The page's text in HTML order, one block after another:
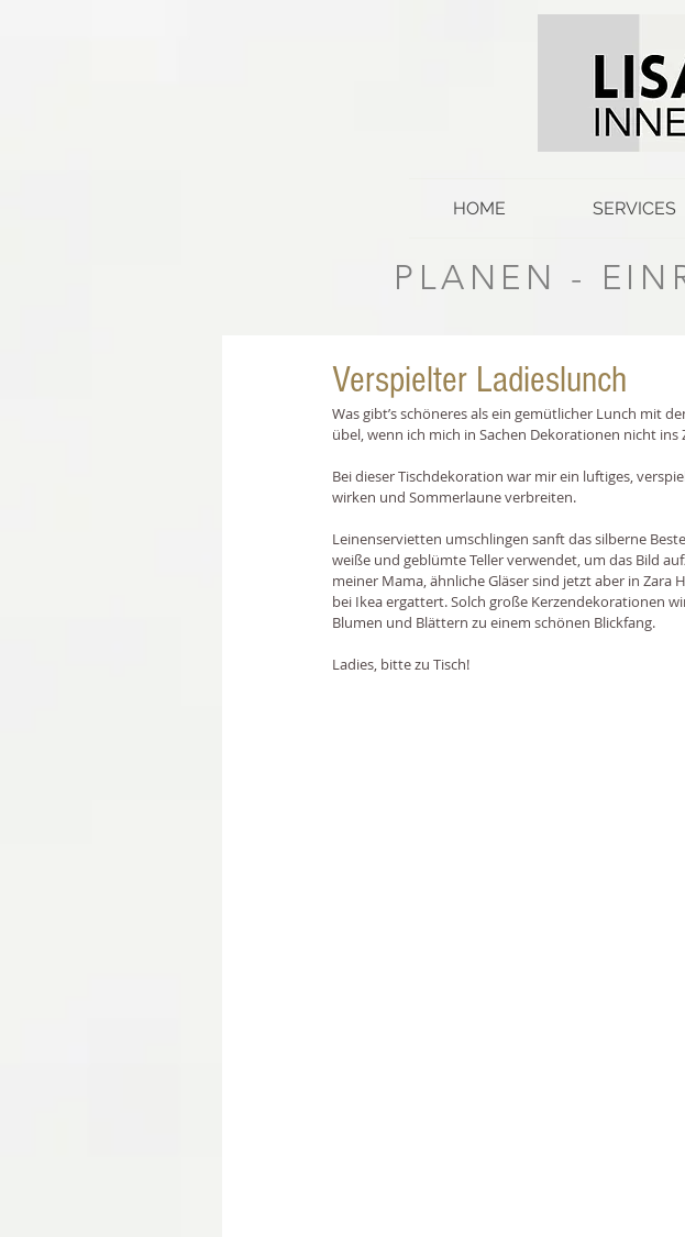
HOME SERVICES
PLANEN -
Verspielter Ladieslunch
Was gibt’s schöneres als ein gemütlicher Lunch mit
übel, wenn ich mich in Sachen Dekorationen nicht
Bei dieser Tischdekoration war mir ein luftiges,
wirken und Sommerlaune verbreiten.
Leinenservietten umschlingen sanft das silberne
weiße und geblümte Teller verwendet, um das Bild
meiner Mama, ähnliche Gläser sind jetzt aber in
bei Ikea ergattert. Solch große Kerzendekorationen
Blumen und Blättern zu einem schönen Blickfang.
Ladies, bitte zu Tisch!